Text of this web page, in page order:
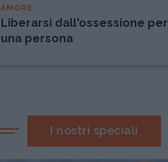
AMORE
Liberarsi dall'ossessione per
una persona
I nostri speciali